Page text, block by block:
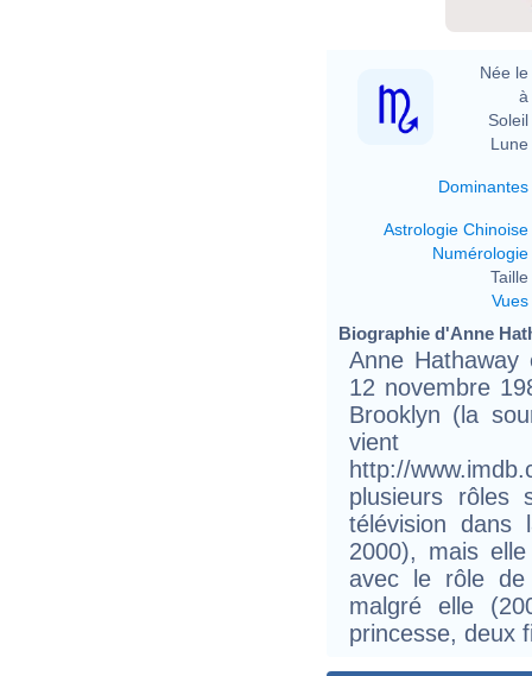
Née le
à
Soleil
Lune
Dominantes
Astrologie Chinoise
Numérologie
Taille
Vues
Biographie d'Anne
Anne
12 novembre
Brooklyn (la
http://
plusieurs rôles
télévision dans
2000), mais
avec le rôle de
malgré elle
princesse, deux